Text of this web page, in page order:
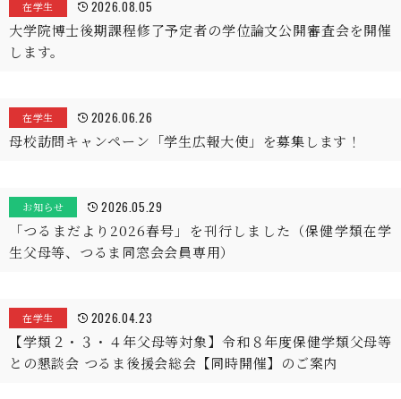
在学生 2026.08.05
大学院博士後期課程修了予定者の学位論文公開審査会を開催
します。
在学生 2026.06.26
母校訪問キャンペーン「学生広報大使」を募集します！
お知らせ 2026.05.29
「つるまだより2026春号」を刊行しました（保健学類在学
生父母等、つるま同窓会会員専用）
在学生 2026.04.23
【学類２・３・４年父母等対象】令和８年度保健学類父母等
との懇談会 つるま後援会総会【同時開催】のご案内